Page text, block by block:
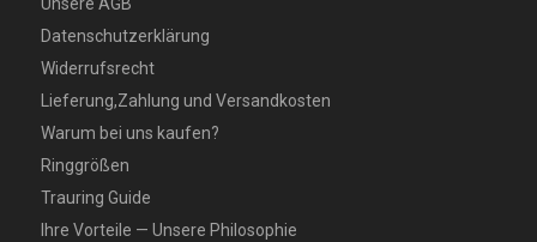
Unsere AGB
Datenschutzerklärung
Widerrufsrecht
Lieferung,Zahlung und Versandkosten
Warum bei uns kaufen?
Ringgrößen
Trauring Guide
Ihre Vorteile — Unsere Philosophie